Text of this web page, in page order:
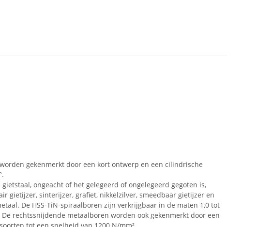
gekenmerkt door een kort ontwerp en een cilindrische
ongeacht of het gelegeerd of ongelegeerd gegoten is,
gietijzer, sinterijzer, grafiet, nikkelzilver, smeedbaar gietijzer en
De HSS-TiN-spiraalboren zijn verkrijgbaar in de maten 1,0 tot
rechtssnijdende metaalboren worden ook gekenmerkt door een